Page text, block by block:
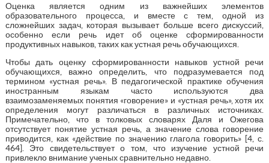
Оценка является одним из важнейших элементов
образовательного процесса, и вместе с тем, одной из
сложнейших задач, которая вызывает больше всего дискуссий,
особенно если речь идет об оценке сформированности
продуктивных навыков, таких как устная речь обучающихся.
Чтобы дать оценку сформированности навыков устной речи
обучающихся, важно определить, что подразумевается под
термином «устная речь». В педагогической практике обучения
иностранным языкам часто используются два
взаимозаменяемых понятия «говорение» и «устная речь», хотя их
определения могут различаться в различных источниках.
Примечательно, что в толковых словарях Даля и Ожегова
отсутствует понятие устная речь, а значение слова говорение
приводится, как «действие по значению глагола говорить» [4, с.
464]. Это свидетельствует о том, что изучение устной речи
привлекло внимание ученых сравнительно недавно.